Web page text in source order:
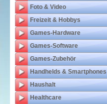
Foto & Video
Freizeit & Hobbys
Games-Hardware
Games-Software
Games-Zubehör
Handhelds & Smartphones
Haushalt
Healthcare